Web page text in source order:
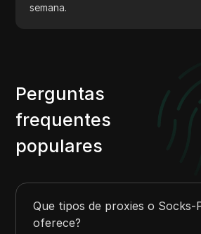
semana.
Perguntas
frequentes
populares
Que tipos de proxies o Socks-
oferece?